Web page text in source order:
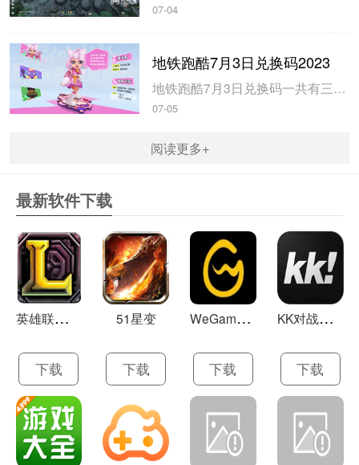
07-04
地铁跑酷7月3日兑换码2023
地铁跑酷7月3日兑换码一共有三个，玩家使用以后即可获得大量的钥匙和金币，米葫芦小编带来地铁跑酷7月3日兑换码2023，一起来看看吧。地铁跑酷7月3日兑换码20231、兑换码：FANBOOK地铁社区七十万人福利2、兑换码：FANBOOK7服十万人福利3、兑换码：FANBOOK地铁跑酷二十万人福4、玩...
07-05
阅读更多+
最新软件下载
英
雄联盟LOL 13.21
下载
51星变
下载
W
eGame(腾讯游戏平台TGP) 5.10.19.1000
下载
K
K对战平台 1.0.1
下载